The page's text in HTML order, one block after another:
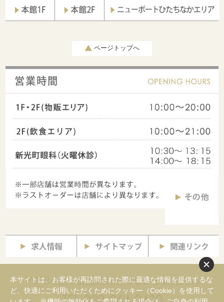
ページトップへ
本サイトは、お客様が再訪問された際に最適な情報を提供するな
ど、快適にご利用いただくためにクッキー（Cookie）を使用して